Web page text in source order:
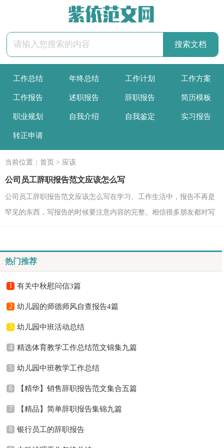
工作总结 年终总结 工作计划 工作方案
工作报告 述职报告 辞职报告 简历模板
职业规划 自我介绍 自我鉴定 实习报告
转正申请
当前位置： 首页 > 应该
公司员工辞职报告范文应该怎么写
公司员工辞职报告范文应该怎么写在学习、工作生活中，报告不再是
罕见的东西，写报告的时候要注意内容的完整。相信很多朋友都对写
热门推荐
1 有关中秋慰问信3篇
2 幼儿园的师德师风自查报告4篇
3 幼儿园中班活动总结
4 精选体育教学工作总结范文锦集九篇
5 幼儿园中班教学工作总结
6 【精华】销售辞职报告范文集合五篇
7 【精品】简单辞职报告集锦九篇
8 银行员工的辞职报告